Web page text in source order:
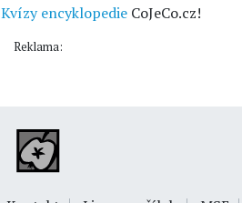
Kvízy encyklopedie CoJeCo.cz!
Reklama: